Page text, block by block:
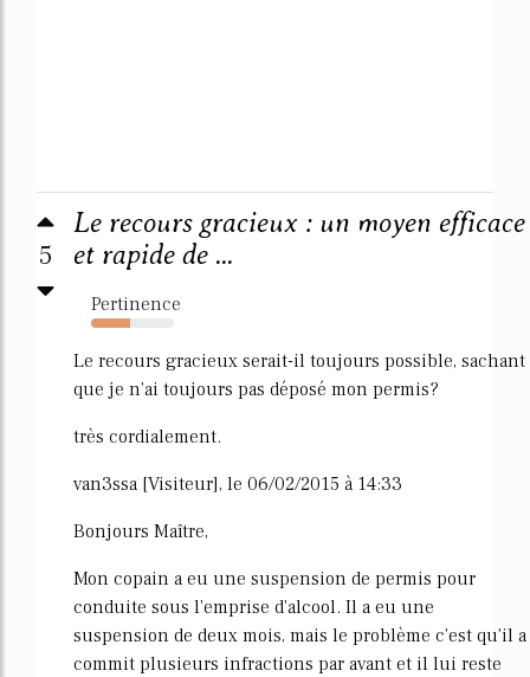
5
Le recours gracieux : un moyen efficace
et rapide de ...
Pertinence
47%
Le recours gracieux serait-il toujours possible, sachant
que je n'ai toujours pas déposé mon permis?
très cordialement.
van3ssa [Visiteur], le 06/02/2015 à 14:33
Bonjours Maître,
Mon copain a eu une suspension de permis pour
conduite sous l'emprise d'alcool. Il a eu une
suspension de deux mois, mais le problème c'est qu'il a
commit plusieurs infractions par avant et il lui reste